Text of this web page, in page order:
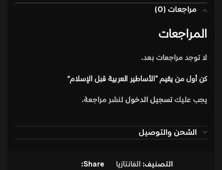
مراجعات (0)
المراجعات
لا توجد مراجعات بعد.
كن أول من يقيم “الأساطير العربية قبل الإسلام”
يجب عليك تسجيل الدخول لنشر مراجعة.
الشحن والتوصيل
التصنيف: الفانتازيا Share: